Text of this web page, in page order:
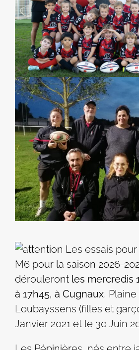
Les essais
M6 pour la saison 2026-
dérouleront les mercredis
à 17h45, à Cugnaux,
Loubayssens (filles et
Janvier 2021 et le 30 Juin